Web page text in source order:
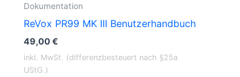
Dokumentation
ReVox PR99 MK III Benutzerhandbuch
49,00€
inkl. MwSt. (differenzbesteuert nach §25a
UStG.)